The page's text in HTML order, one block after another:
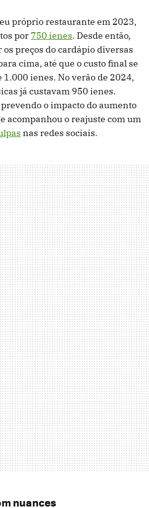
próprio restaurante em 2023,
por 750 ienes. Desde então,
os preços do cardápio diversas
cima, até que o custo final se
1.000 ienes. No verão de 2024,
já custavam 950 ienes.
o impacto do aumento
acompanhou o reajuste com um
nas redes sociais.
nuances